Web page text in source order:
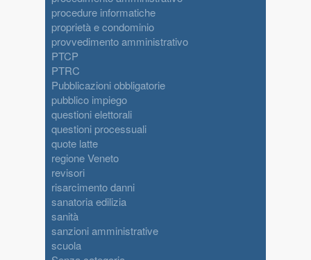
procedure informatiche
proprietà e condominio
provvedimento amministrativo
PTCP
PTRC
Pubblicazioni obbligatorie
pubblico impiego
questioni elettorali
questioni processuali
quote latte
regione Veneto
revisori
risarcimento danni
sanatoria edilizia
sanità
sanzioni amministrative
scuola